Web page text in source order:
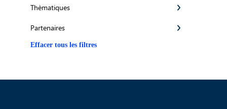
Thèmatiques
Partenaires
Effacer tous les filtres